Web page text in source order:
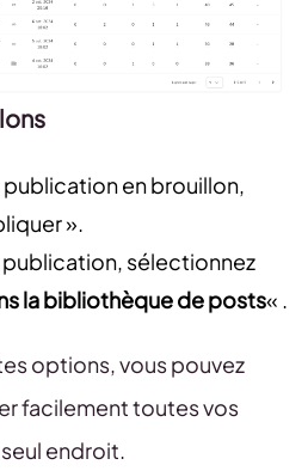
publication en brouillon,
».
publication, sélectionnez
la bibliothèque de posts« .
options, vous pouvez
facilement toutes vos
endroit.